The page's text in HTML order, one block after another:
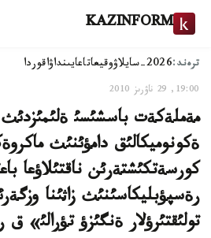
KAZINFORM
ترەند:2026-سايلاۋ وقيعاتاعايىنداۋاقوردا
19:00, 29 ناۋرىز 2010
مةملةكةت باسشئسئ
ةكونوميكالئق دامؤئنئث
كورسةتكئشتةرئن ناقتئلاؤعا
رةسپؤبليكاسئنئث زاثئنا
تولئقتئرؤلار ةنگئزؤ تؤرالئ» ق